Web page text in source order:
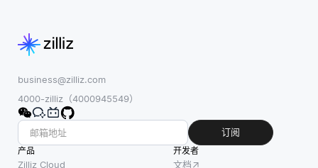
business@zilliz.com
4000-zilliz（4000945549）
订阅
产品
Zilliz Cloud
开发者
文档